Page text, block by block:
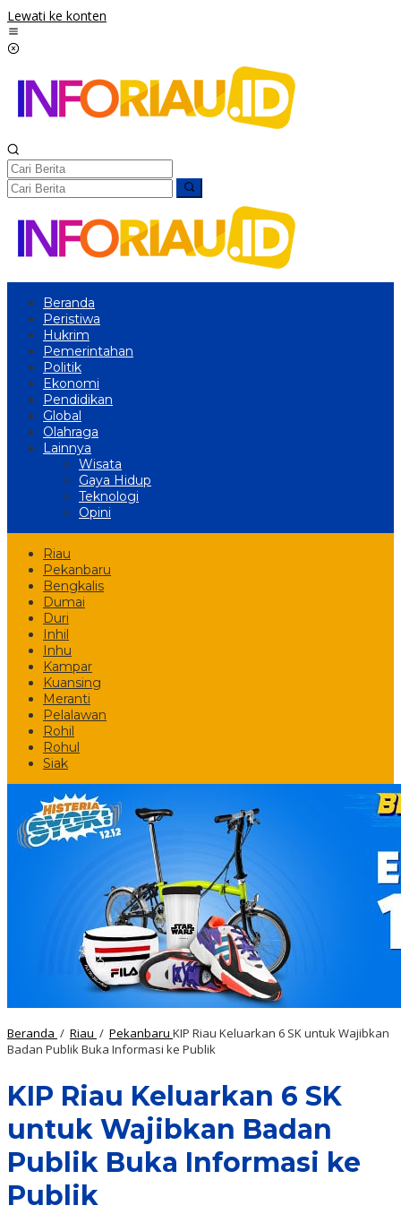
Lewati ke konten
Beranda
Peristiwa
Hukrim
Pemerintahan
Politik
Ekonomi
Pendidikan
Global
Olahraga
Lainnya
Wisata
Gaya Hidup
Teknologi
Opini
Riau
Pekanbaru
Bengkalis
Dumai
Duri
Inhil
Inhu
Kampar
Kuansing
Meranti
Pelalawan
Rohil
Rohul
Siak
Beranda / Riau / Pekanbaru KIP Riau Keluarkan 6 SK untuk Wajibkan
Badan Publik Buka Informasi ke Publik
KIP Riau Keluarkan 6 SK
untuk Wajibkan Badan
Publik Buka Informasi ke
Publik